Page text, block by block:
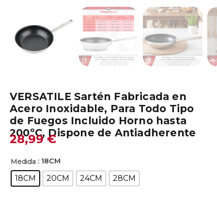
VERSATILE Sartén Fabricada en
Acero Inoxidable, Para Todo Tipo
de Fuegos Incluido Horno hasta
200ºC, Dispone de Antiadherente
28,99€
Medida : 18CM
18CM 20CM 24CM 28CM